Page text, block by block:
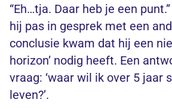
“Eh…tja. Daar heb je een
hij pas in gesprek met een
conclusie kwam dat hij een
horizon’ nodig heeft. Een
vraag: ‘waar wil ik over 5 jaar
leven?’.